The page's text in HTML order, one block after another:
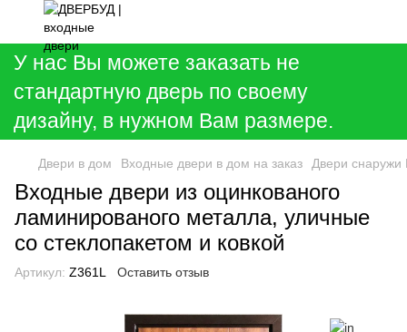
У нас Вы можете заказать не
стандартную дверь по своему
дизайну, в нужном Вам размере.
Двери в дом Входные двери в дом на заказ Двери
Входные двери из оцинкованого
ламинированого металла, уличные
со стеклопакетом и ковкой
Артикул: Z361L Оставить отзыв